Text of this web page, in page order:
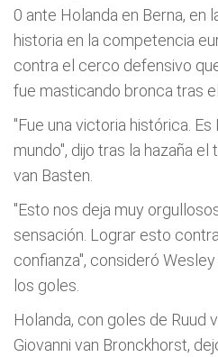
0 ante Holanda en Berna, en
historia en la competencia
contra el cerco defensivo
fue masticando bronca tras
"Fue una victoria histórica. Es
mundo", dijo tras la hazaña
van Basten.
"Esto nos deja muy
sensación. Lograr esto
confianza", consideró
los goles.
Holanda, con goles de Ruud
Giovanni van Bronckhorst,